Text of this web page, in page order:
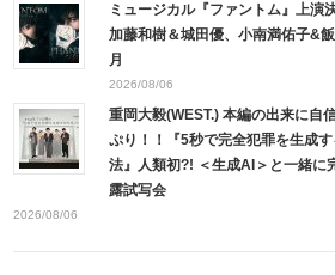
ミュージカル『ファントム』上演
加藤和樹＆城田優、小南満佑子&
月
2026/08/06
重岡大毅(WEST.) 本編の出来に自
ぷり！！『5秒で完全犯罪を生成
法』人類初?! ＜生成AI＞と一緒に
露試写会
2026/08/06